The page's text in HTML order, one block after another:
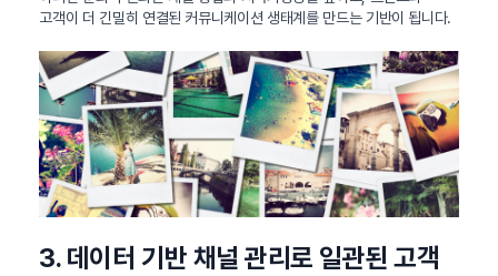
고객이 더 긴밀히 연결된 커뮤니케이션 생태계를 만드는 기반이 됩니다.
3. 데이터 기반 채널 관리로 일관된 고객